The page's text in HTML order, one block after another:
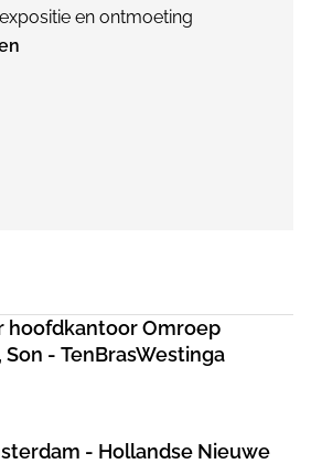
en ontmoeting
hoofdkantoor Omroep
Son - TenBrasWestinga
- Hollandse Nieuwe